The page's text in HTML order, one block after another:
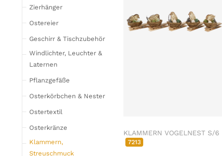
KLAMMERN VOGELNEST S/6
7213
Tischkartenhalter
Schneidebretter
Untersetzer
Küchenaufbewahrung
& Dosen
Küchenetageren &
Barzubehör &
Flaschenkühler
Heimtextilien & Teppiche
Papierobjekte
Zierhänger
Weihnachtskugeln &
Glasschmuck
Schneeflocken & Sterne
Geschirr, Tischzubehör
Dosen & Schachteln
Windlichter, Leuchter,
Pflanzgefäße & Vasen
Kränze, Girlanden &
Zierhänger
Ostereier
Geschirr & Tischzubehör
Windlichter, Leuchter &
Laternen
Pflanzgefäße
Osterkörbchen & Nester
Ostertextil
Osterkränze
Klammern,
Streuschmuck